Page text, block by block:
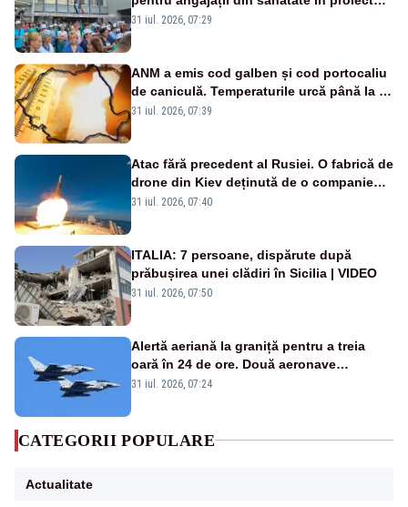
Legii salarizării
31 iul. 2026, 07:29
ANM a emis cod galben și cod portocaliu
de caniculă. Temperaturile urcă până la 38
de grade, iar nopțile devin tropicale
31 iul. 2026, 07:39
Atac fără precedent al Rusiei. O fabrică de
drone din Kiev deținută de o companie
americană, distrusă de o rachetă
31 iul. 2026, 07:40
ITALIA: 7 persoane, dispărute după
prăbușirea unei clădiri în Sicilia | VIDEO
31 iul. 2026, 07:50
Alertă aeriană la graniță pentru a treia
oară în 24 de ore. Două aeronave
Eurofighter britanice au fost ridicate de la
31 iul. 2026, 07:24
CATEGORII POPULARE
Actualitate